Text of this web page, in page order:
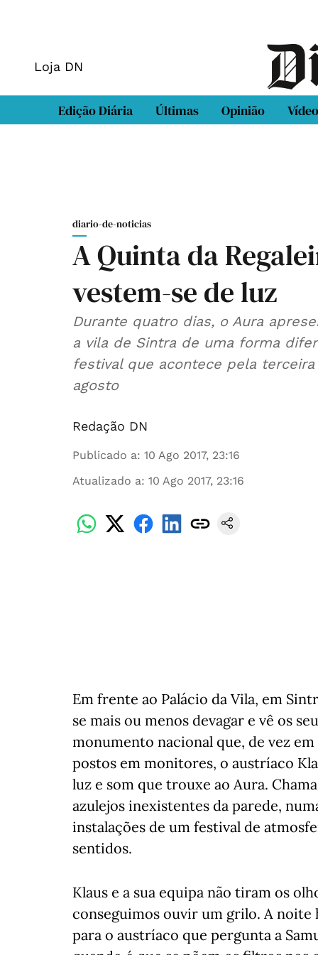
Loja DN
Edição Diária Últimas Opinião
diario-de-noticias
A Quinta da
vestem-se de luz
Durante quatro dias, o Aura
a vila de Sintra de uma forma
festival que acontece pela
agosto
Redação DN
Publicado a: 10 Ago 2017, 23:16
Atualizado a: 10 Ago 2017, 23:16
Em frente ao Palácio da Vila, em
se mais ou menos devagar e vê os
monumento nacional que, de vez
postos em monitores, o austríaco
luz e som que trouxe ao Aura.
azulejos inexistentes da parede,
instalações de um festival de
sentidos.
Klaus e a sua equipa não tiram os
conseguimos ouvir um grilo. A noite
para o austríaco que pergunta a